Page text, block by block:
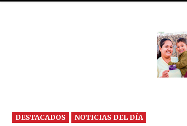
DESTACADOS NOTICIAS DEL DÍA